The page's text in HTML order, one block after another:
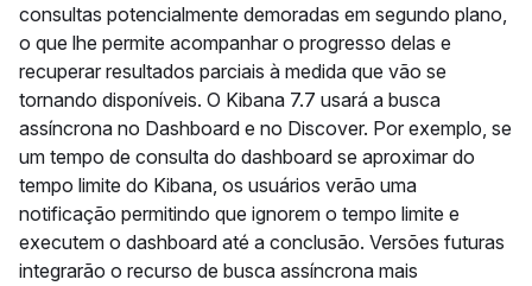
consultas potencialmente demoradas em segundo plano,
o que lhe permite acompanhar o progresso delas e
recuperar resultados parciais à medida que vão se
tornando disponíveis. O Kibana 7.7 usará a busca
assíncrona no Dashboard e no Discover. Por exemplo, se
um tempo de consulta do dashboard se aproximar do
tempo limite do Kibana, os usuários verão uma
notificação permitindo que ignorem o tempo limite e
executem o dashboard até a conclusão. Versões futuras
integrarão o recurso de busca assíncrona mais